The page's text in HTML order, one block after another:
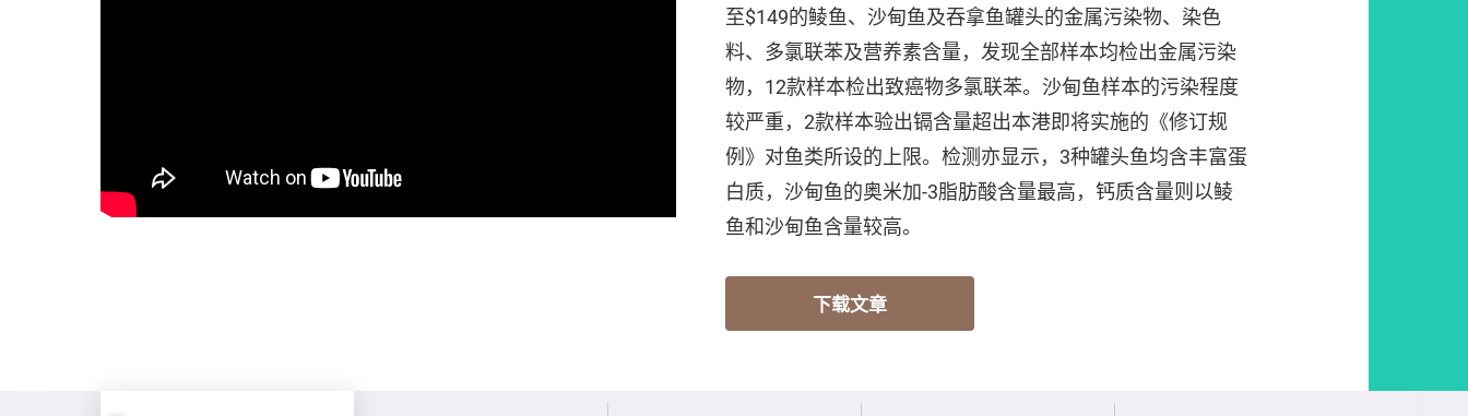
至$149的鲮鱼、沙甸鱼及吞拿鱼罐头的金属污染物、染色
料、多氯联苯及营养素含量，发现全部样本均检出金属污染
物，12款样本检出致癌物多氯联苯。沙甸鱼样本的污染程度
较严重，2款样本验出镉含量超出本港即将实施的《修订规
例》对鱼类所设的上限。检测亦显示，3种罐头鱼均含丰富蛋
白质，沙甸鱼的奥米加-3脂肪酸含量最高，钙质含量则以鲮
鱼和沙甸鱼含量较高。
下载文章